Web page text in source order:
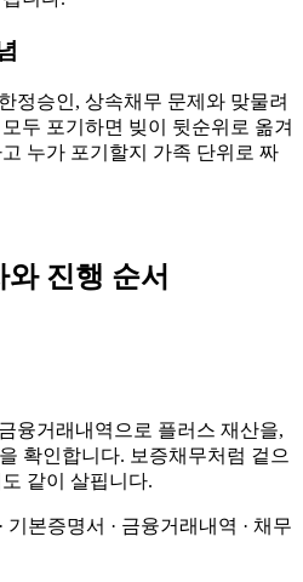
정승인, 상속채무 문제와 맞물려
두 포기하면 빚이 뒷순위로 옮겨
누가 포기할지 가족 단위로 짜
진행 순서
융거래내역으로 플러스 재산을,
확인합니다. 보증채무처럼 겉으
같이 살핍니다.
기본증명서 · 금융거래내역 · 채무